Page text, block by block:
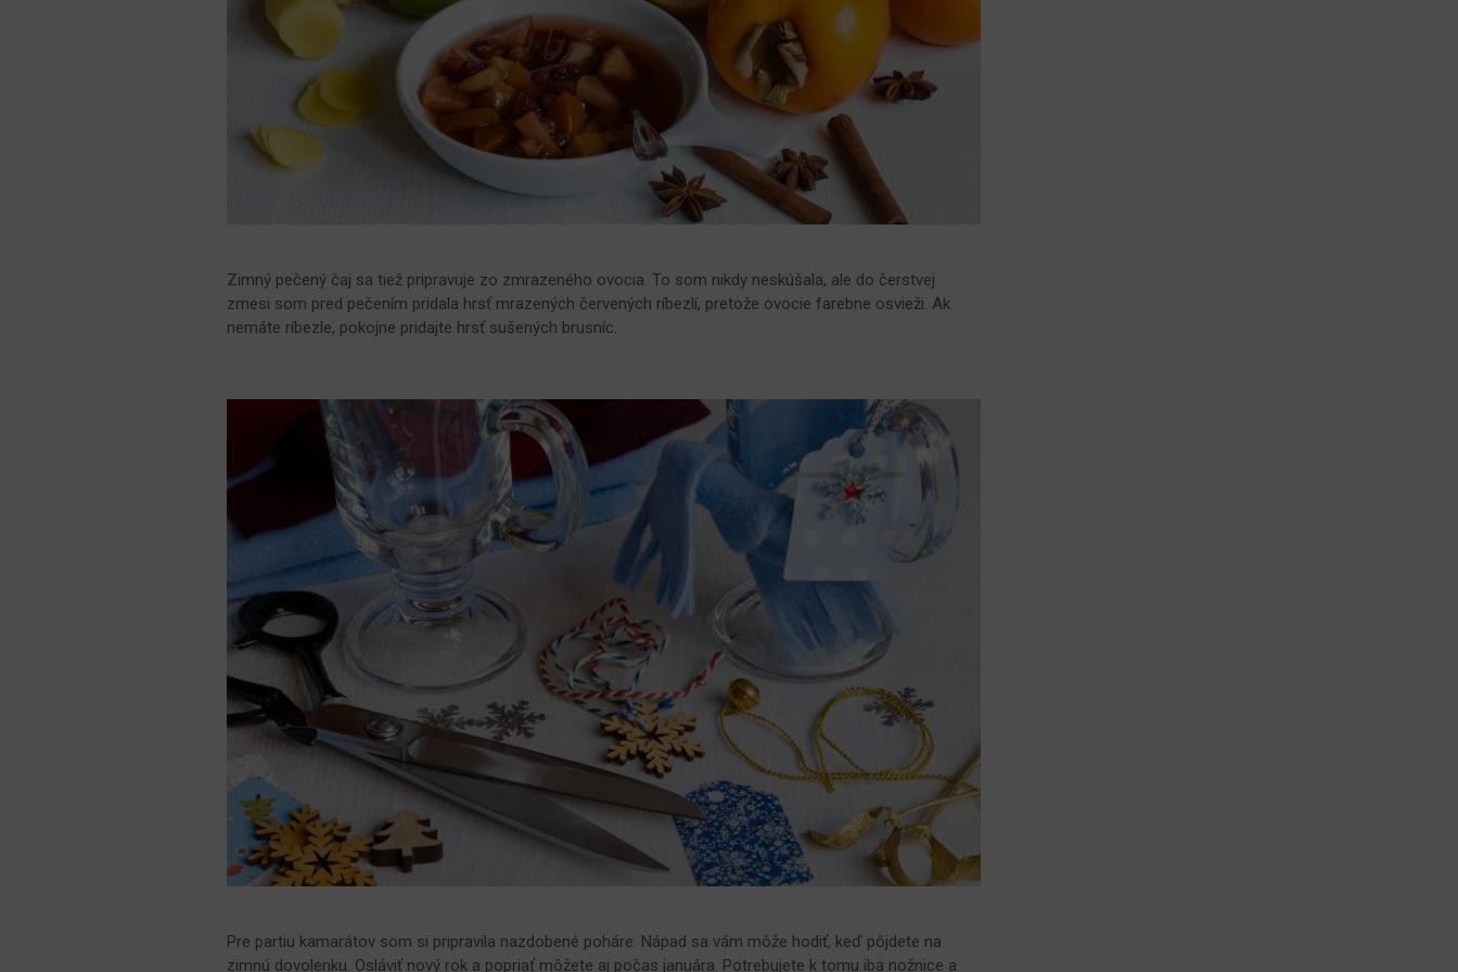
Zimný pečený čaj sa tiež pripravuje zo zmrazeného ovocia. To som nikdy neskúšala, ale do čerstvej
zmesi som pred pečením pridala hrsť mrazených červených ríbezlí, pretože ovocie farebne osvieži. Ak
nemáte ríbezle, pokojne pridajte hrsť sušených brusníc.
Pre partiu kamarátov som si pripravila nazdobené poháre. Nápad sa vám môže hodiť, keď pôjdete na
zimnú dovolenku. Osláviť nový rok a popriať môžete aj počas januára. Potrebujete k tomu iba nožnice a